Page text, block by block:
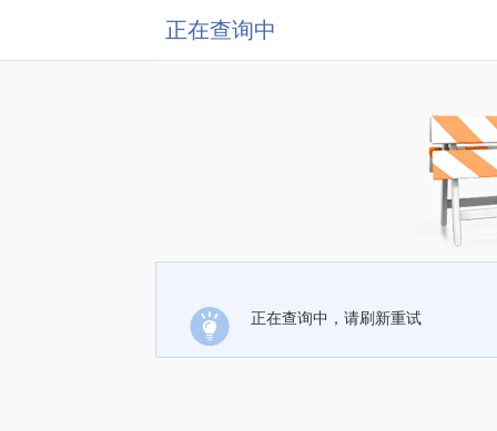
正在查询中
正在查询中，请刷新重试